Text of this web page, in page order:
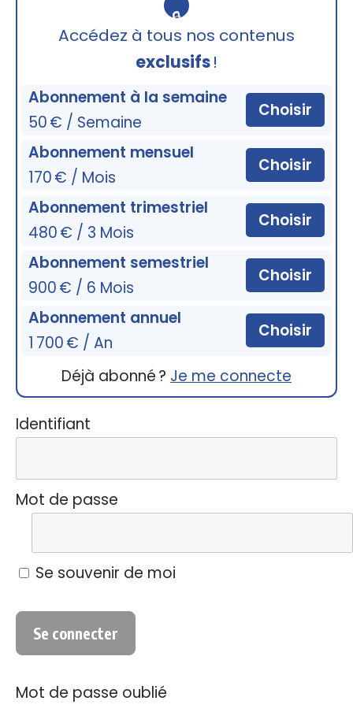
🔒
Accédez à tous nos contenus
exclusifs!
Abonnement à la semaine
50 € / Semaine
Choisir
Abonnement mensuel
170 € / Mois
Choisir
Abonnement trimestriel
480 € / 3 Mois
Choisir
Abonnement semestriel
900 € / 6 Mois
Choisir
Abonnement annuel
1 700 € / An
Choisir
Déjà abonné ? Je me connecte
Identifiant
Mot de passe
Se souvenir de moi
Mot de passe oublié